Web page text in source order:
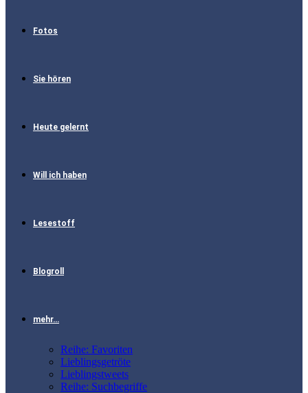
Fotos
Sie hören
Heute gelernt
Will ich haben
Lesestoff
Blogroll
mehr…
Reihe: Favoriten
Lieblingsgetröte
Lieblingstweets
Reihe: Suchbegriffe